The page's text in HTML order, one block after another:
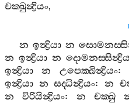
චක‍්ඛුන්‍ද්‍රියං,
න ඉන්‍ද්‍රියා න
න ඉන්‍ද්‍රියා න
ඉන්‍ද්‍රියා
න උපෙක‍්ඛින්‍ද්‍රියං
ඉන්‍ද්‍රියා න සද‍්ධින්‍ද්‍රියං: න
න
විරියින්‍ද්‍රියං: න චක‍්ඛු